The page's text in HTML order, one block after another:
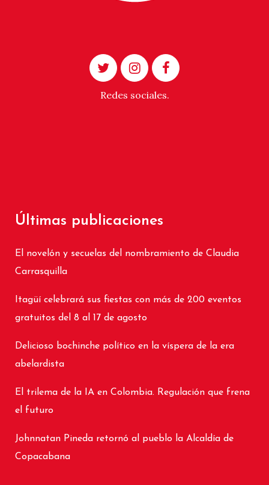
Redes sociales.
Últimas publicaciones
El novelón y secuelas del nombramiento de Claudia
Carrasquilla
Itagüí celebrará sus fiestas con más de 200 eventos
gratuitos del 8 al 17 de agosto
Delicioso bochinche político en la víspera de la era
abelardista
El trilema de la IA en Colombia. Regulación que frena
el futuro
Johnnatan Pineda retornó al pueblo la Alcaldía de
Copacabana